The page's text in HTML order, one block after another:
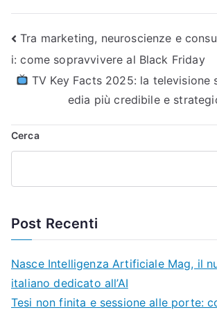
Navigazione
articoli
Tra marketing, neuroscienze e
i: come sopravvivere al Black Friday
TV Key Facts 2025: la televisione
edia più credibile e
Cerca
Post Recenti
Nasce Intelligenza Artificiale Mag, il
italiano dedicato all’AI
Tesi non finita e sessione alle porte: